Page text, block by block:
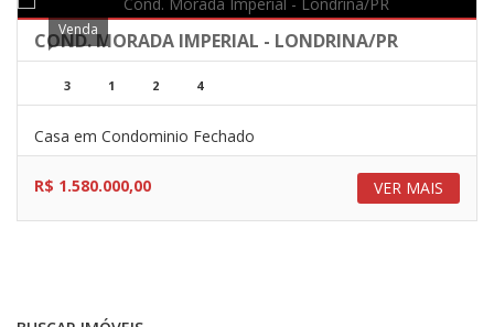
Venda
COND. MORADA IMPERIAL - LONDRINA/PR
3 1 2 4
Casa em Condominio Fechado
VER MAIS
R$ 1.580.000,00